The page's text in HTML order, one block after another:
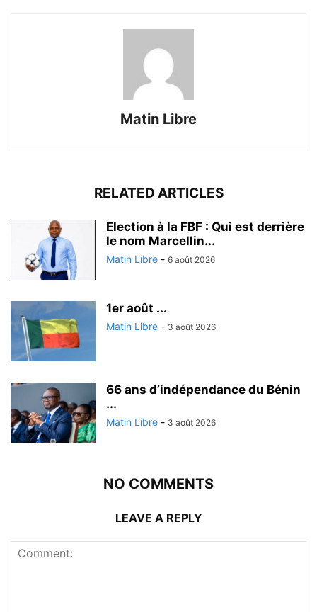
Matin Libre
RELATED ARTICLES
Election à la FBF : Qui est derrière
le nom Marcellin...
Matin Libre - 6 août 2026
1er août ...
Matin Libre - 3 août 2026
66 ans d’indépendance du Bénin
...
Matin Libre - 3 août 2026
NO COMMENTS
LEAVE A REPLY